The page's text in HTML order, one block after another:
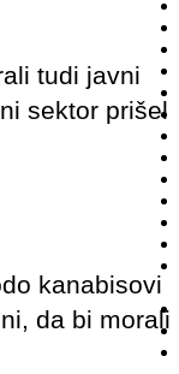
tudi javni
sektor prišel
kanabisovi
da bi morali